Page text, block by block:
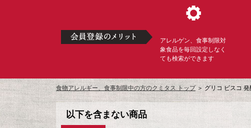
アレルゲン、食事制限対
象食品を毎回設定しなく
ても検索ができます
食物アレルギー、食事制限中の方のクミタス トップ＞グリコ ビスコ
以下を含まない商品